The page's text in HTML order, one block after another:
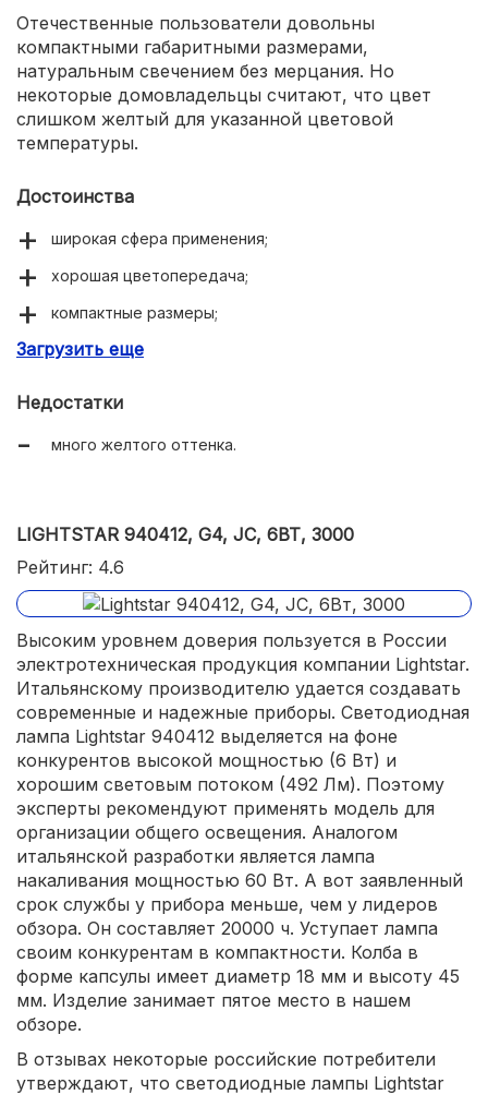
Отечественные пользователи довольны
компактными габаритными размерами,
натуральным свечением без мерцания. Но
некоторые домовладельцы считают, что цвет
слишком желтый для указанной цветовой
температуры.
Достоинства
широкая сфера применения;
хорошая цветопередача;
компактные размеры;
качественное исполнение.
Загрузить еще
Недостатки
много желтого оттенка.
LIGHTSTAR 940412, G4, JC, 6ВТ, 3000
Рейтинг: 4.6
Высоким уровнем доверия пользуется в России
электротехническая продукция компании Lightstar.
Итальянскому производителю удается создавать
современные и надежные приборы. Светодиодная
лампа Lightstar 940412 выделяется на фоне
конкурентов высокой мощностью (6 Вт) и
хорошим световым потоком (492 Лм). Поэтому
эксперты рекомендуют применять модель для
организации общего освещения. Аналогом
итальянской разработки является лампа
накаливания мощностью 60 Вт. А вот заявленный
срок службы у прибора меньше, чем у лидеров
обзора. Он составляет 20000 ч. Уступает лампа
своим конкурентам в компактности. Колба в
форме капсулы имеет диаметр 18 мм и высоту 45
мм. Изделие занимает пятое место в нашем
обзоре.
В отзывах некоторые российские потребители
утверждают, что светодиодные лампы Lightstar